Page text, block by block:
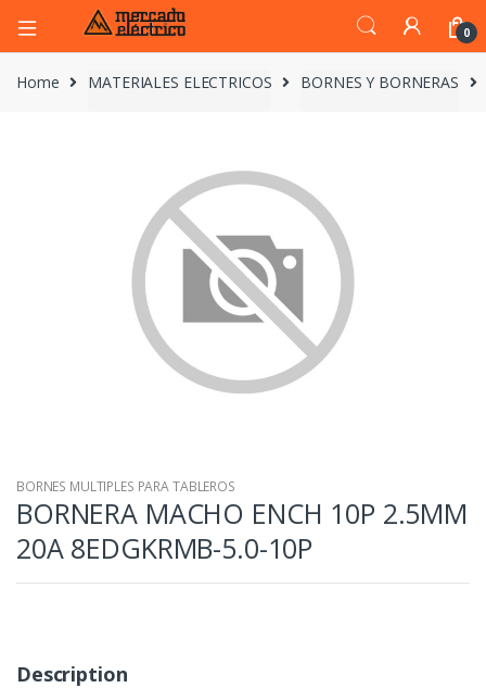
0
Home MATERIALES ELECTRICOS BORNES Y BORNERAS
BORNES MULTIPLES PARA TABLEROS
BORNERA MACHO ENCH 10P 2.5MM
20A 8EDGKRMB-5.0-10P
Description